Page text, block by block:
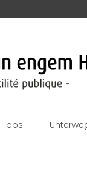
Tipps